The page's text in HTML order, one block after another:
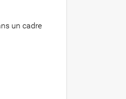
un cadre